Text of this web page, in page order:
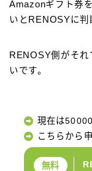
Amazonギフト券
いとRENOSYに判
RENOSY側がそ
いです。
現在は
こちらから
無料